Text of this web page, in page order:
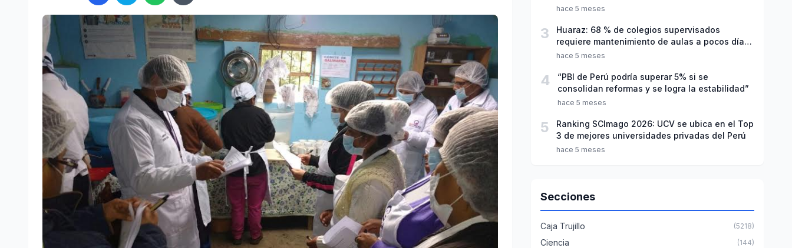
hace 5 meses
3
Huaraz: 68 % de colegios supervisados
requiere mantenimiento de aulas a pocos días
de inicio del año escolar 2026
hace 5 meses
4
“PBI de Perú podría superar 5% si se
consolidan reformas y se logra la estabilidad”
hace 5 meses
5
Ranking SCImago 2026: UCV se ubica en el Top
3 de mejores universidades privadas del Perú
hace 5 meses
Secciones
Caja Trujillo (5218)
Ciencia (144)